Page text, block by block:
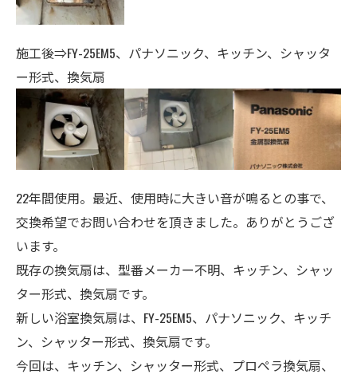
施工後⇒FY-25EM5、パナソニック、キッチン、シャッタ
ー形式、換気扇
22年間使用。最近、使用時に大きい音が鳴るとの事で、
交換希望でお問い合わせを頂きました。ありがとうござ
います。
既存の換気扇は、型番メーカー不明、キッチン、シャッ
ター形式、換気扇です。
新しい浴室換気扇は、FY-25EM5、パナソニック、キッチ
ン、シャッター形式、換気扇です。
今回は、キッチン、シャッター形式、プロペラ換気扇、